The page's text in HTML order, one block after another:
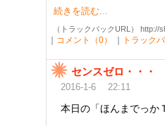
続きを読む...
（トラックバックURL）
コメント（0） トラック
センスゼロ・・・
2016-1-6 22:11
本日の「ほんまでっか